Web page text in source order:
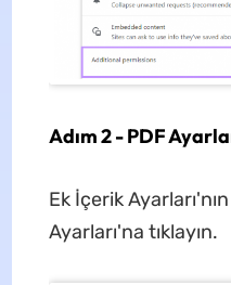
Adım 2 - PDF
Ek İçerik
Ayarları'na tıklayın.